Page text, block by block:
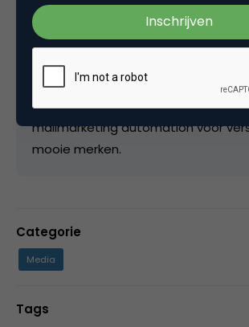
Marketing Automation bij
Rianne is marketing automation
100Procent. Met een team van
houden wij ons bezig met alles
mailmarketing automation voor
mooie merken.
Categorie
Media
Tags